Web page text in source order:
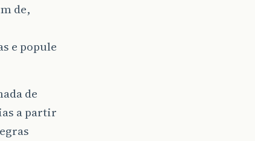
,
{
de,
e popule
de
a partir